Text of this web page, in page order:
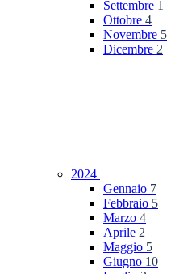
Settembre 1
Ottobre 4
Novembre 5
Dicembre 2
2024
Gennaio 7
Febbraio 5
Marzo 4
Aprile 2
Maggio 5
Giugno 10